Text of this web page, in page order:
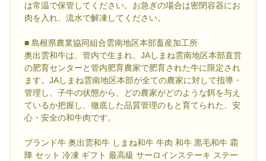
は常温で保管してください。お急ぎの場合は密閉容器にお
肉を入れ、流水で解凍してください。
■ 島根県農業協同組合雲南地区本部畜産加工所
奥出雲和牛は、管内で生まれ、JAしまね雲南地区本部直営
の肥育センターと管内肥育農家で肥育された牛に限定され
ます。JAしまね雲南地区本部が全ての農家に対して指導・
管理し、子牛の状態から、どの農家がどのような餌を与え
ているか把握し、徹底した品質管理のもと育てられた、安
心・安全の和牛肉です。
ブランド牛 奥出雲和牛 しまね和牛 牛肉 和牛 黒毛和牛 霜
降 セット 冷凍 ギフト 最高級 サーロインステーキ ステー